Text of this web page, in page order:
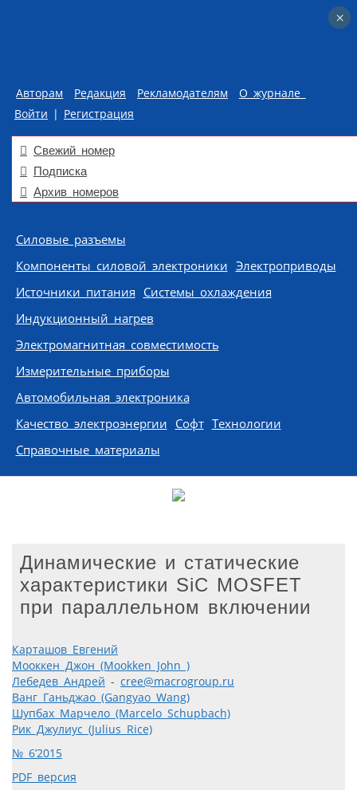
Авторам Редакция Рекламодателям
О журнале
Войти | Регистрация
Свежий номер
Подписка
Архив номеров
Skip to content
Силовые разъемы
Компоненты силовой электроники Электроприводы
Источники питания Системы охлаждения
Индукционный нагрев
Электромагнитная совместимость
Измерительные приборы
Автомобильная электроника
Качество электроэнергии Софт Технологии
Справочные материалы
Динамические и статические
характеристики SiC MOSFET
при параллельном включении
Карташов Евгений
Мооккен Джон (Mookken John )
Лебедев Андрей - cree@macrogroup.ru
Ванг Ганьджао (Gangyao Wang)
Шупбах Марчело (Marcelo Schupbach)
Рик Джулиус (Julius Rice)
№ 6’2015
PDF версия
×
×